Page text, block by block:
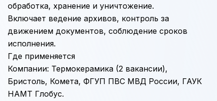
обработка, хранение и уничтожение.
Включает ведение архивов, контроль за
движением документов, соблюдение сроков
исполнения.
Где применяется
Компании: Термокерамика (2 вакансии),
Бристоль, Комета, ФГУП ПВС МВД России, ГАУК
НАМТ Глобус.